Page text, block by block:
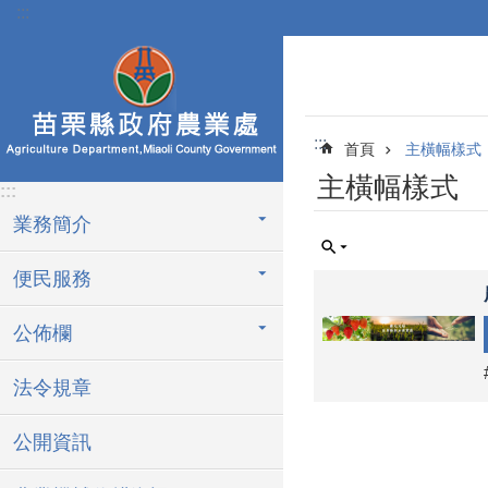
跳到主要內容區塊
:::
:::
業務簡介
便民服務
公佈欄
法令規章
公開資訊
::: 首頁 主橫幅樣式
主橫幅樣式